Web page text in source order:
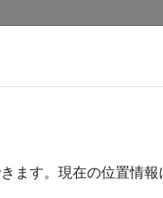
ます。現在の位置情報